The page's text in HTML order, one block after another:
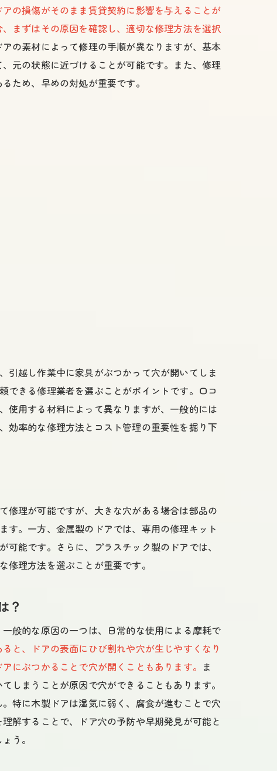
の損傷がそのまま賃貸契約に影響を与えることが
まずはその原因を確認し、適切な修理方法を選択
の素材によって修理の手順が異なりますが、基本
元の状態に近づけることが可能です。また、修理
ため、早めの対処が重要です。
引越し作業中に家具がぶつかって穴が開いてしま
できる修理業者を選ぶことがポイントです。口コ
使用する材料によって異なりますが、一般的には
効率的な修理方法とコスト管理の重要性を掘り下
修理が可能ですが、大きな穴がある場合は部品の
す。一方、金属製のドアでは、専用の修理キット
能です。さらに、プラスチック製のドアでは、
理方法を選ぶことが重要です。
？
般的な原因の一つは、日常的な使用による摩耗で
と、ドアの表面にひび割れや穴が生じやすくなり
にぶつかることで穴が開くこともあります。 ま
しまうことが原因で穴ができることもあります。
特に木製ドアは湿気に弱く、腐食が進むことで穴
解することで、ドア穴の予防や早期発見が可能と
う。